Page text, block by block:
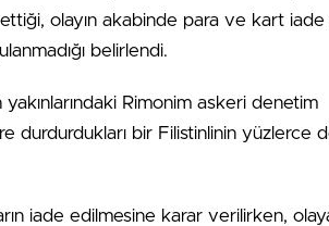
olayın akabinde para ve kart
belirlendi.
Rimonim askeri denetim
durdurdukları bir Filistinlinin yüzlerce
iade edilmesine karar verilirken,